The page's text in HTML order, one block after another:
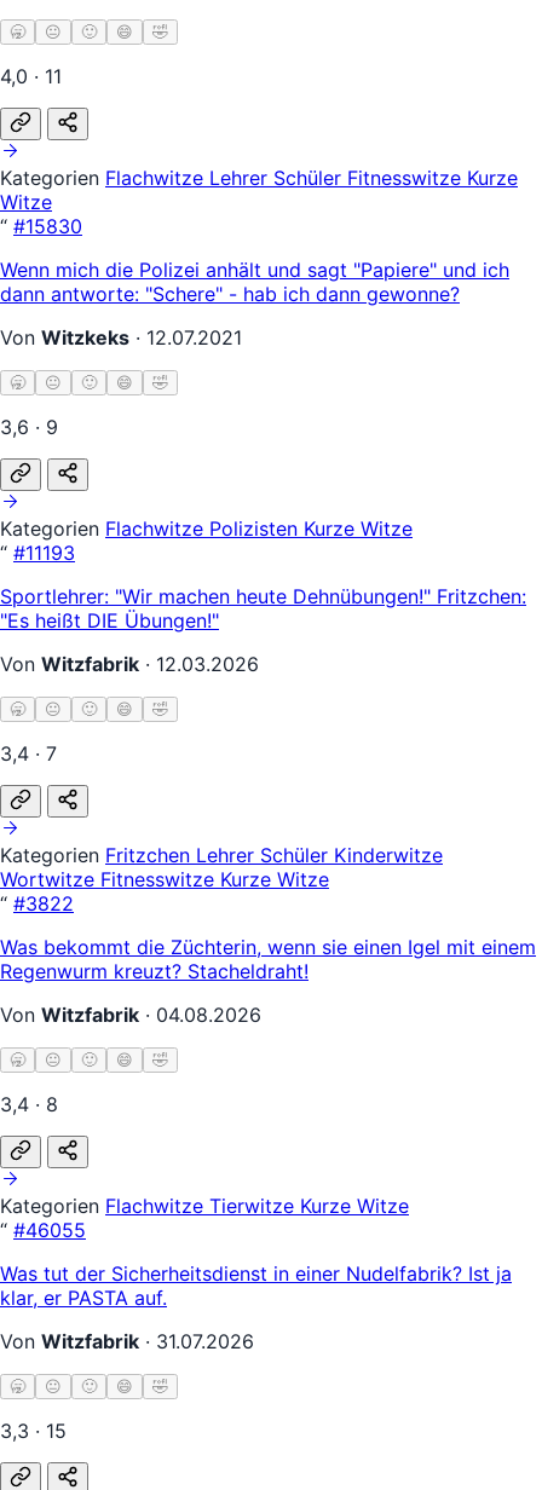
🥱 😐 🙂 😄 🤣
4,0 · 11
Kategorien Flachwitze Lehrer Schüler Fitnesswitze Kurze
Witze
“ #15830
Wenn mich die Polizei anhält und sagt "Papiere" und ich
dann antworte: "Schere" - hab ich dann gewonne?
Von Witzkeks · 12.07.2021
🥱 😐 🙂 😄 🤣
3,6 · 9
Kategorien Flachwitze Polizisten Kurze Witze
“ #11193
Sportlehrer: "Wir machen heute Dehnübungen!" Fritzchen:
"Es heißt DIE Übungen!"
Von Witzfabrik · 12.03.2026
🥱 😐 🙂 😄 🤣
3,4 · 7
Kategorien Fritzchen Lehrer Schüler Kinderwitze
Wortwitze Fitnesswitze Kurze Witze
“ #3822
Was bekommt die Züchterin, wenn sie einen Igel mit einem
Regenwurm kreuzt? Stacheldraht!
Von Witzfabrik · 04.08.2026
🥱 😐 🙂 😄 🤣
3,4 · 8
Kategorien Flachwitze Tierwitze Kurze Witze
“ #46055
Was tut der Sicherheitsdienst in einer Nudelfabrik? Ist ja
klar, er PASTA auf.
Von Witzfabrik · 31.07.2026
🥱 😐 🙂 😄 🤣
3,3 · 15